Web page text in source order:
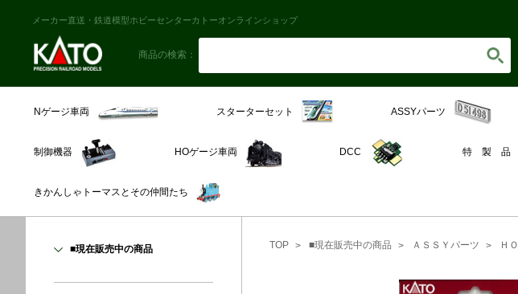
メーカー直送・鉄道模型ホビーセンターカトーオンラインショップ
商品の検索：
Nゲージ車両 スターターセット ASSYパーツ
制御機器 HOゲージ車両 DCC 特 製 品
きかんしゃトーマスとその仲間たち
TOP ■現在販売中の商品 ＡＳＳＹパーツ ＨＯ
■現在販売中の商品